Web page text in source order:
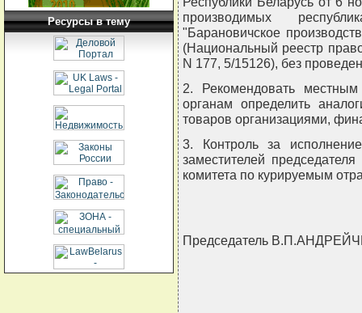
Ресурсы в тему
производимых
"Барановичское
(Национальный реестр
N 177, 5/15126), без
2. Рекомендовать
органам определить
товаров организациями,
3. Контроль за
заместителей председателя
комитета по курируемым
Председатель